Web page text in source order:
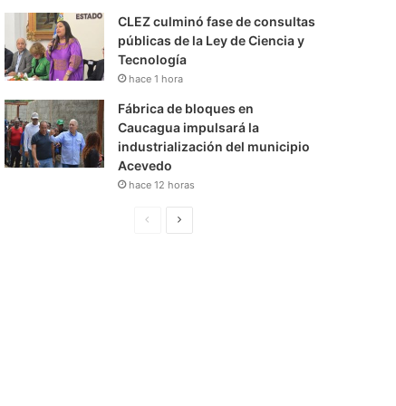
CLEZ culminó fase de consultas
públicas de la Ley de Ciencia y
Tecnología
hace 1 hora
Fábrica de bloques en
Caucagua impulsará la
industrialización del municipio
Acevedo
hace 12 horas
S